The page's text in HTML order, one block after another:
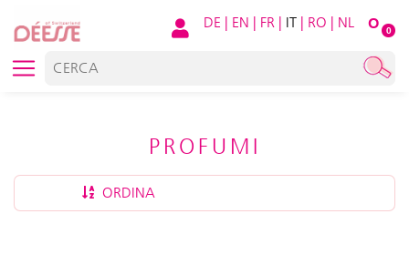
O 0
DE | EN | FR | IT | RO | NL
PROFUMI
ORDINA